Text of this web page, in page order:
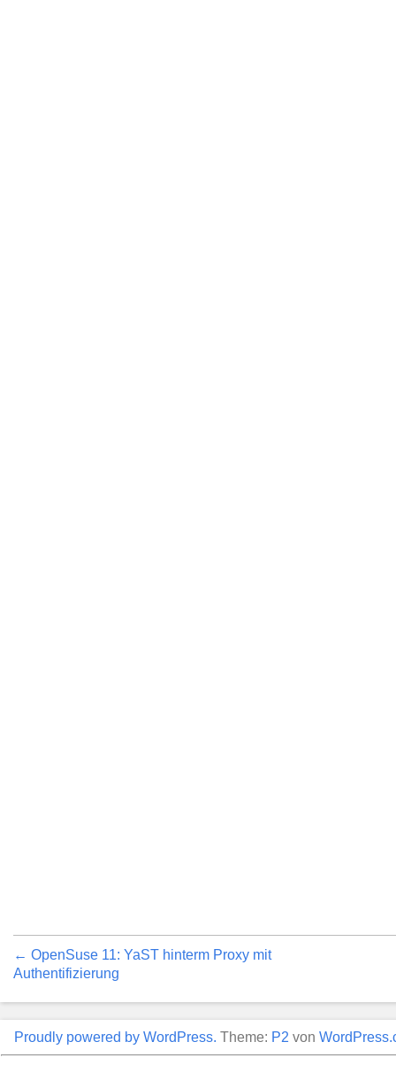
← OpenSuse 11: YaST hinterm Proxy mit
Authentifizierung
Proudly powered by WordPress. Theme: P2 von